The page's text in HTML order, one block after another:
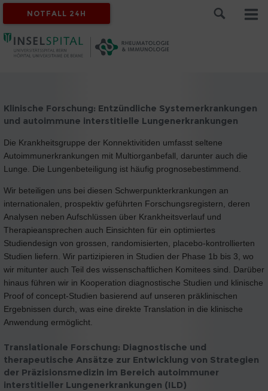
NOTFALL 24H
Klinische Forschung: Entzündliche Systemerkrankungen
und autoimmune interstitielle Lungenerkrankungen
Die Krankheitsgruppe der Konnektivitiden umfasst seltene
Autoimmunerkrankungen mit Multiorganbefall, darunter auch die
Lunge. Die Lungenbeteiligung ist häufig prognosebestimmend.
Wir beteiligen uns bei diesen Schwerpunkterkrankungen an
internationalen, prospektiv geführten Forschungsregistern, deren
Analysen neben Aufschlüssen über Krankheitsverlauf und
Therapieansprechen auch Einsichten für ein optimiertes
Studiendesign von grossen, randomisierten, placebo-kontrollierten
Studien liefern. Wir partizipieren in Studien der Phase 1b bis 3, wo
wir mitunter auch Teil des wissenschaftlichen Komitees sind. Darüber
hinaus führen wir in Kooperation diagnostische Studien und klinische
Proof of concept-Studien basierend auf unseren präklinischen
Ergebnissen durch, was eine direkte Translation in die klinische
Anwendung ermöglicht.
Translationale Forschung: Diagnostische und
therapeutische Ansätze zur Entwicklung von Strategien
der Präzisionsmedizin im Bereich autoimmuner
interstitieller Lungenerkrankungen (ILD)